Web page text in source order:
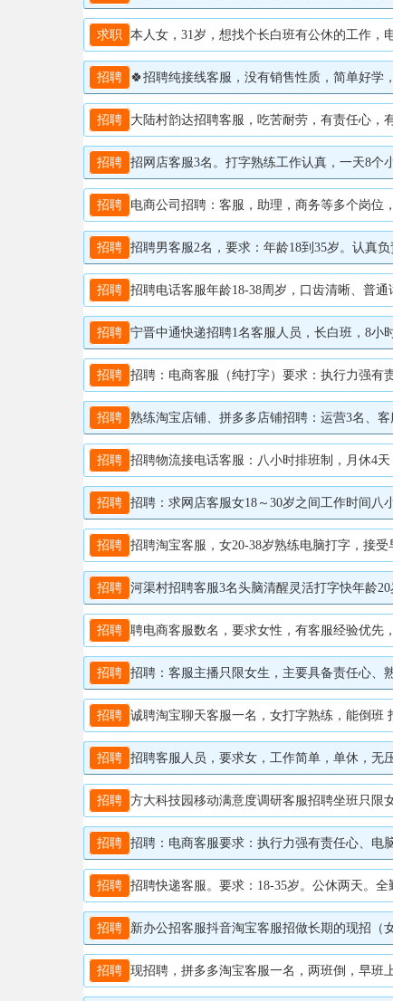
求职 本人女，31岁，想找个长白班有公休的工作，
招聘 🍀招聘纯接线客服，没有销售性质，简单好学，易上
招聘 大陆村韵达招聘客服，吃苦耐劳，有责任心，
招聘 招网店客服3名。打字熟练工作认真，一天8个
招聘 电商公司招聘：客服，助理，商务等多个岗位，
招聘 招聘男客服2名，要求：年龄18到35岁。认真负责工作，
招聘 招聘电话客服年龄18-38周岁，口齿清晰、普
招聘 宁晋中通快递招聘1名客服人员，长白班，8小
招聘 招聘：电商客服（纯打字）要求：执行力强有
招聘 熟练淘宝店铺、拼多多店铺招聘：运营3名、
招聘 招聘物流接电话客服：八小时排班制，月休4
招聘 招聘：求网店客服女18～30岁之间工作时间八
招聘 招聘淘宝客服，女20-38岁熟练电脑打字，接受早
招聘 河渠村招聘客服3名头脑清醒灵活打字快年龄20
招聘 聘电商客服数名，要求女性，有客服经验优先
招聘 招聘：客服主播只限女生，主要具备责任心、
招聘 诚聘淘宝聊天客服一名，女打字熟练，能倒班
招聘 招聘客服人员，要求女，工作简单，单休，无
招聘 方大科技园移动满意度调研客服招聘坐班只限女性适
招聘 招聘：电商客服要求：执行力强有责任心、电
招聘 招聘快递客服。要求：18-35岁。公休两天。全勤
招聘 新办公招客服抖音淘宝客服招做长期的现招（女）
招聘 现招聘，拼多多淘宝客服一名，两班倒，早班